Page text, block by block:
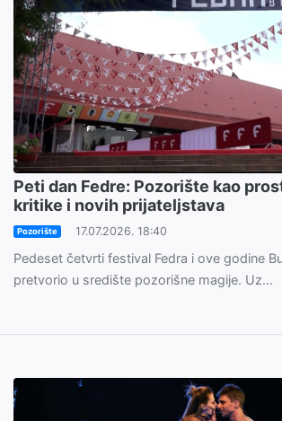
Peti dan Fedre: Pozorište kao
kritike i novih prijateljstava
Pozorište 17.07.2026. 18:40
Pedeset četvrti festival Fedra i ove godine
pretvorio u središte pozorišne magije. Uz...